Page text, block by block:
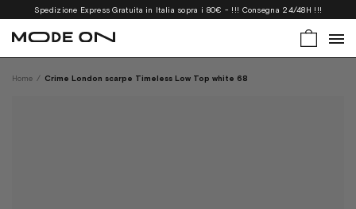
Spedizione Express Gratuita in Italia sopra i 80€ - !!! Consegna 24/48H !!!
Home / Crime London scarpe Timeless Low Top white 68